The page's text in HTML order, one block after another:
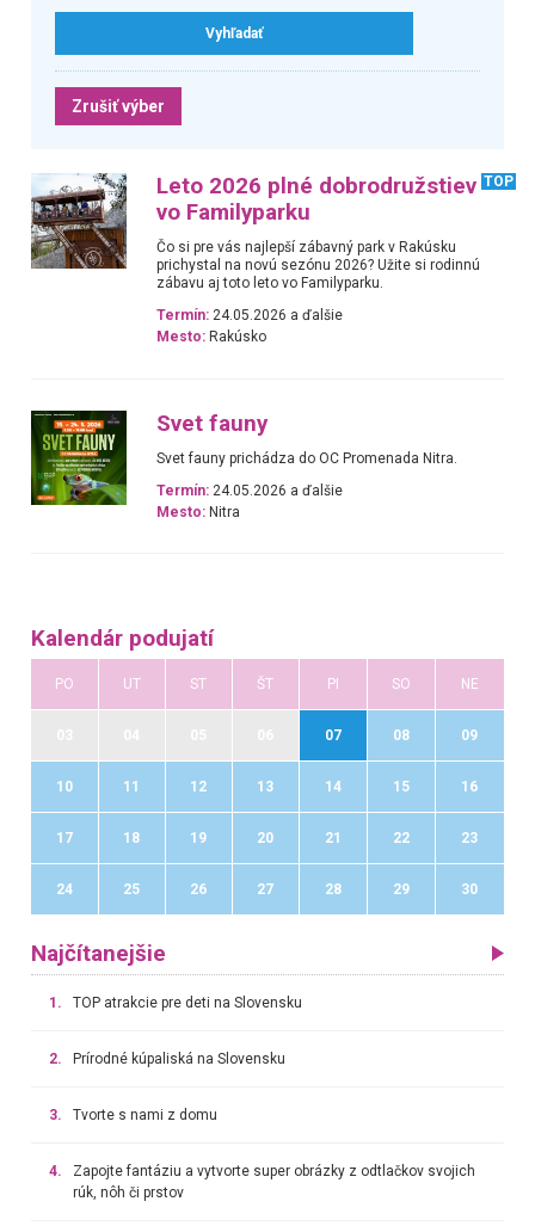
Zrušiť výber
Leto 2026 plné dobrodružstiev
vo Familyparku
TOP
Čo si pre vás najlepší zábavný park v Rakúsku
prichystal na novú sezónu 2026? Užite si rodinnú
zábavu aj toto leto vo Familyparku.
Termín: 24.05.2026 a ďalšie
Mesto: Rakúsko
Svet fauny
Svet fauny prichádza do OC Promenada Nitra.
Termín: 24.05.2026 a ďalšie
Mesto: Nitra
Kalendár podujatí
PO UT ST ŠT PI SO NE
07 08 09
10 11 12 13 14 15 16
17 18 19 20 21 22 23
24 25 26 27 28 29 30
Najčítanejšie
1. TOP atrakcie pre deti na Slovensku
2. Prírodné kúpaliská na Slovensku
3. Tvorte s nami z domu
4.
Zapojte fantáziu a vytvorte super obrázky z odtlačkov svojich
rúk, nôh či prstov